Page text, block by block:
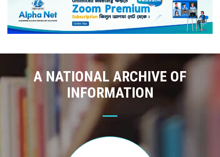
A NATIONAL ARCHIVE OF
INFORMATION